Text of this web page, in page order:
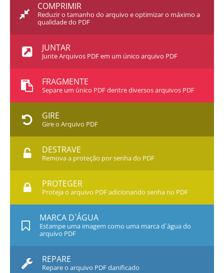
COMPRIMIR
Reduzir o tamanho do arquivo e optimizar o máximo a
qualidade do PDF
JUNTAR
Junte Arquivos PDF em um único arquivo PDF
FRAGMENTE
Separe um único PDF dentre diversos arquivos PDF
GIRE
Gire o Arquivo PDF
DESTRAVE
Remova a proteção por senha do PDF
PROTEGER
Proteja o arquivo PDF adicionando senha no PDF
MARCA D`ÁGUA
Estampe uma imagem como uma marca d`água do
arquivo PDF
REPARE
Repare o arquivo PDF danificado